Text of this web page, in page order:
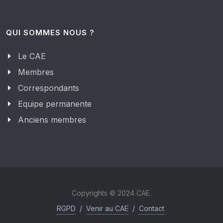
QUI SOMMES NOUS ?
Le CAE
Membres
Correspondants
Equipe permanente
Anciens membres
Copyrights © 2024 CAE.
RGPD / Venir au CAE / Contact